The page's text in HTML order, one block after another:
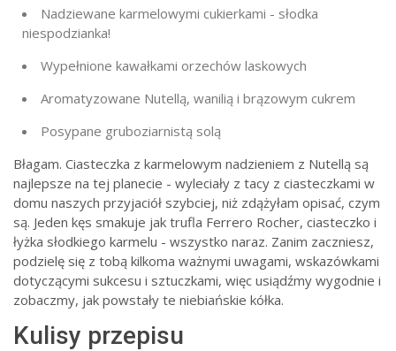
Nadziewane karmelowymi cukierkami - słodka
niespodzianka!
Wypełnione kawałkami orzechów laskowych
Aromatyzowane Nutellą, wanilią i brązowym cukrem
Posypane gruboziarnistą solą
Błagam. Ciasteczka z karmelowym nadzieniem z Nutellą są
najlepsze na tej planecie - wyleciały z tacy z ciasteczkami w
domu naszych przyjaciół szybciej, niż zdążyłam opisać, czym
są. Jeden kęs smakuje jak trufla Ferrero Rocher, ciasteczko i
łyżka słodkiego karmelu - wszystko naraz. Zanim zaczniesz,
podzielę się z tobą kilkoma ważnymi uwagami, wskazówkami
dotyczącymi sukcesu i sztuczkami, więc usiądźmy wygodnie i
zobaczmy, jak powstały te niebiańskie kółka.
Kulisy przepisu